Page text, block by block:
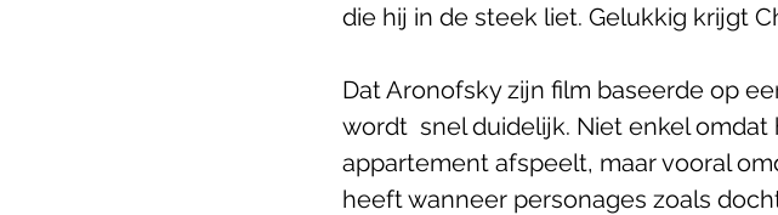
die hij in de steek liet. Gelukkig krijgt
Dat Aronofsky zijn film baseerde op
wordt  snel duidelijk. Niet enkel omdat
appartement afspeelt, maar vooral
heeft wanneer personages zoals